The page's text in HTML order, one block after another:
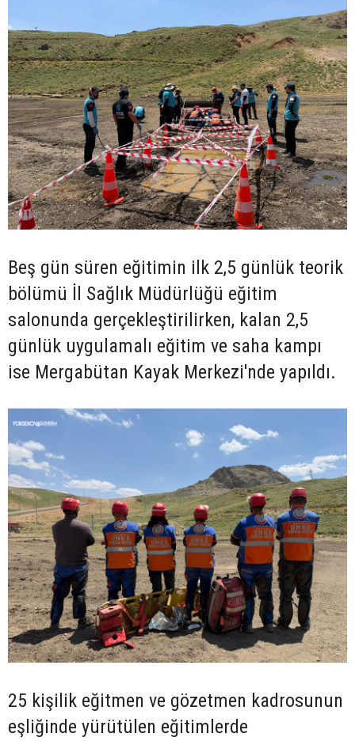
Beş gün süren eğitimin ilk 2,5 günlük teorik
bölümü İl Sağlık Müdürlüğü eğitim
salonunda gerçekleştirilirken, kalan 2,5
günlük uygulamalı eğitim ve saha kampı
ise Mergabütan Kayak Merkezi'nde yapıldı.
25 kişilik eğitmen ve gözetmen kadrosunun
eşliğinde yürütülen eğitimlerde